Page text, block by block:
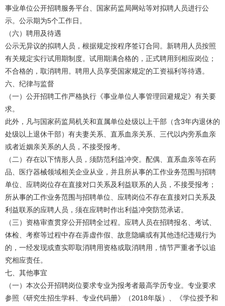
事业单位公开招聘服务平台、国家药监局网站等对拟聘人员进行公
示。公示期为5个工作日。
（六）聘用及待遇
公示无异议的拟聘人员，根据规定按程序签订合同。新聘用人员按照
有关规定实行试用期制度。试用期满合格的，正式聘用到相应岗位；
不合格的，取消聘用。聘用人员享受国家规定的工资福利等待遇。
六、纪律与监督
（一）公开招聘工作严格执行《事业单位人事管理回避规定》有关要
求。
此外，凡与国家药监局机关和直属单位处级以上干部（含3年内退休的
处级以上退休干部）有夫妻关系、直系血亲关系、三代以内旁系血亲
或者近姻亲关系的人员，不接受报考。
（二）存在以下情形人员，须防范利益冲突。配偶、直系血亲等在药
品、医疗器械领域相关企业从业，并且所从事的工作业务范围与招聘
单位、应聘岗位存在直接对口关系及利益联系的人员，不接受报考；
所从事的工作业务范围与招聘单位、应聘岗位不存在直接对口关系及
利益联系的应聘人员，须在应聘时作出利益冲突防范承诺。
（三）资格审查贯穿公开招聘全过程。应聘人员在招聘报名、考试、
体检、考察等过程中存在弄虚作假、故意隐瞒或有其他违纪违规行为
的，一经发现或查实即取消聘用资格或取消聘用，情节严重者予以追
究相应责任。
七、其他事宜
（一）本次公开招聘岗位要求专业为报考者最高学历专业。专业要求
参照《研究生招生学科、专业代码册》（2018年版）、《学位授予和